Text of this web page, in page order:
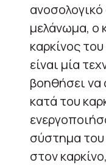
μελάνωμα, ο
καρκίνος
είναι μία
βοηθήσει να
κατά του
σύστημα του
στον